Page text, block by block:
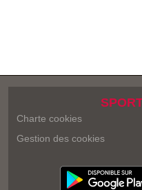
Charte cookies
Gestion des cookies